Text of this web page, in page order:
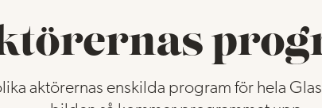
håll.
helgen så Klicka här.
aktörernas enskilda program för hela